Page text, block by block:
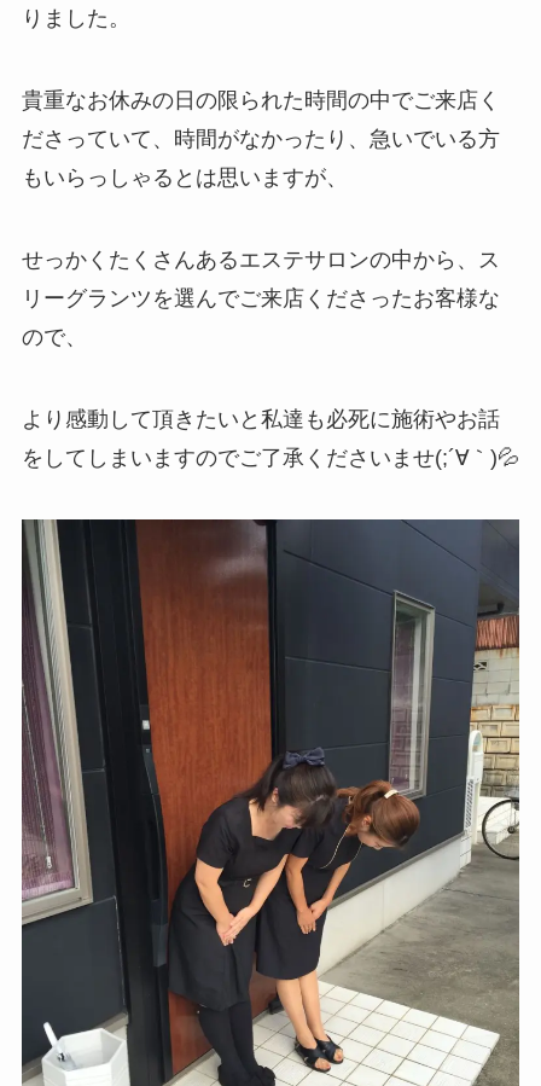
りました。
貴重なお休みの日の限られた時間の中でご来店く
ださっていて、時間がなかったり、急いでいる方
もいらっしゃるとは思いますが、
せっかくたくさんあるエステサロンの中から、ス
リーグランツを選んでご来店くださったお客様な
ので、
より感動して頂きたいと私達も必死に施術やお話
をしてしまいますのでご了承くださいませ(;´∀｀)💦